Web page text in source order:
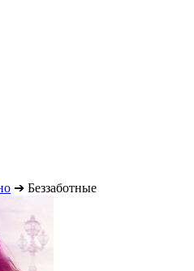
➔ Беззаботные